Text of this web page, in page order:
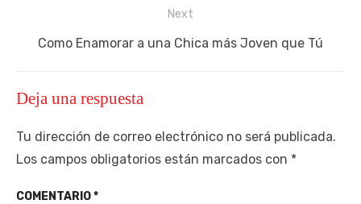
Next
Next
Como Enamorar a una Chica más Joven que Tú
Deja una respuesta
Tu dirección de correo electrónico no será publicada.
Los campos obligatorios están marcados con *
COMENTARIO*